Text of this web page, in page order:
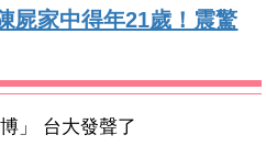
屍家中得年21歲！震驚
」 台大發聲了